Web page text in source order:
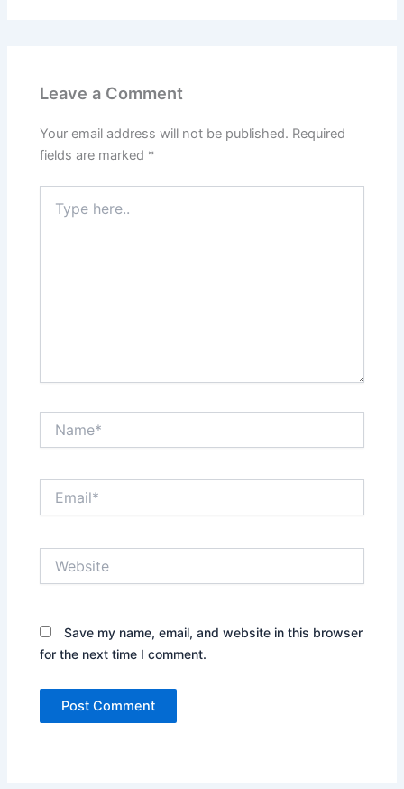
Leave a Comment
Your email address will not be published. Required
fields are marked *
here..
Save my name, email, and website in this browser
for the next time I comment.